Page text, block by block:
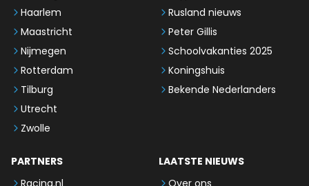
Haarlem
Maastricht
Nijmegen
Rotterdam
Tilburg
Utrecht
Zwolle
Rusland nieuws
Peter Gillis
Schoolvakanties 2025
Koningshuis
Bekende Nederlanders
PARTNERS
LAATSTE NIEUWS